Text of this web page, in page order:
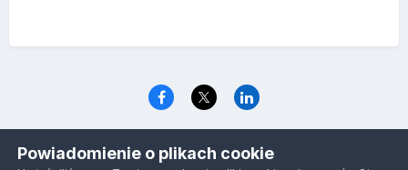
www.optymalizacja.com
Powiadomienie o plikach cookie